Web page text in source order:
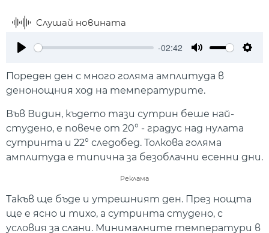
Слушай новината
-02:42
Пореден ден с много голяма амплитуда в
денонощния ход на температурите.
Във Видин, където тази сутрин беше най-
студено, е повече от 20° - градус над нулата
сутринта и 22° следобед. Толкова голяма
амплитуда е типична за безоблачни есенни дни.
Реклама
Такъв ще бъде и утрешният ден. През нощта
ще е ясно и тихо, а сутринта студено, с
условия за слани. Минималните температури в